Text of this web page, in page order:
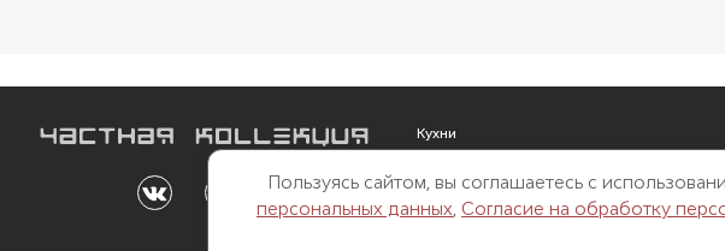
Пользуясь сайтом, вы соглашаетесь с
персональных данных Согласие на обработку
Кухни
Outdoor
Свет